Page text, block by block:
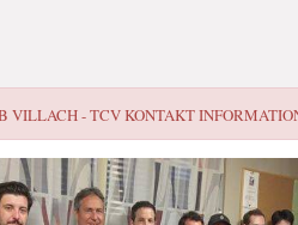
VILLACH - TCVKONTAKT